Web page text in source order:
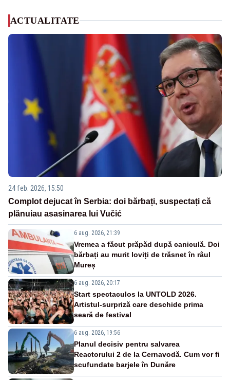
ACTUALITATE
24 feb. 2026, 15:50
Complot dejucat în Serbia: doi bărbați, suspectați că
plănuiau asasinarea lui Vučić
6 aug. 2026, 21:39
Vremea a făcut prăpăd după caniculă. Doi
bărbați au murit loviți de trăsnet în râul
Mureș
6 aug. 2026, 20:17
Start spectaculos la UNTOLD 2026.
Artistul-surpriză care deschide prima
seară de festival
6 aug. 2026, 19:56
Planul decisiv pentru salvarea
Reactorului 2 de la Cernavodă. Cum vor fi
scufundate barjele în Dunăre